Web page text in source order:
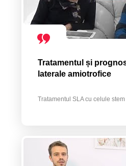
Tratamentul și
laterale amiotrofice
Tratamentul SLA cu celule stem